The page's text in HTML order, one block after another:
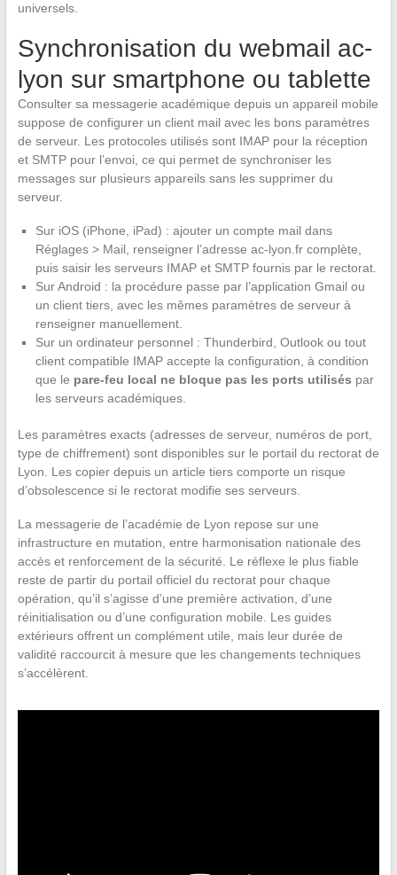
universels.
Synchronisation du webmail ac-
lyon sur smartphone ou tablette
Consulter sa messagerie académique depuis un appareil mobile
suppose de configurer un client mail avec les bons paramètres
de serveur. Les protocoles utilisés sont IMAP pour la réception
et SMTP pour l’envoi, ce qui permet de synchroniser les
messages sur plusieurs appareils sans les supprimer du
serveur.
Sur iOS (iPhone, iPad) : ajouter un compte mail dans
Réglages > Mail, renseigner l’adresse ac-lyon.fr complète,
puis saisir les serveurs IMAP et SMTP fournis par le rectorat.
Sur Android : la procédure passe par l’application Gmail ou
un client tiers, avec les mêmes paramètres de serveur à
renseigner manuellement.
Sur un ordinateur personnel : Thunderbird, Outlook ou tout
client compatible IMAP accepte la configuration, à condition
que le pare-feu local ne bloque pas les ports utilisés par
les serveurs académiques.
Les paramètres exacts (adresses de serveur, numéros de port,
type de chiffrement) sont disponibles sur le portail du rectorat de
Lyon. Les copier depuis un article tiers comporte un risque
d’obsolescence si le rectorat modifie ses serveurs.
La messagerie de l’académie de Lyon repose sur une
infrastructure en mutation, entre harmonisation nationale des
accès et renforcement de la sécurité. Le réflexe le plus fiable
reste de partir du portail officiel du rectorat pour chaque
opération, qu’il s’agisse d’une première activation, d’une
réinitialisation ou d’une configuration mobile. Les guides
extérieurs offrent un complément utile, mais leur durée de
validité raccourcit à mesure que les changements techniques
s’accélèrent.